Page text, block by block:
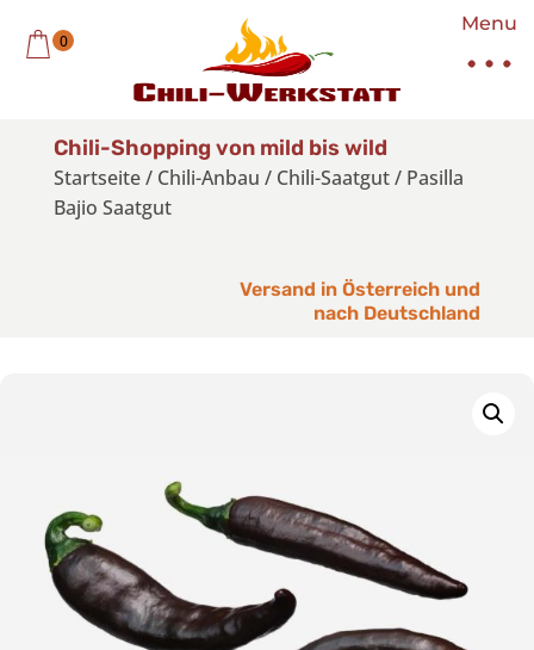
Menu
0
Chili-Shopping von mild bis wild
Startseite/ Chili-Anbau / Chili-Saatgut/ Pasilla
Bajio Saatgut
Versand in Österreich und
nach Deutschland